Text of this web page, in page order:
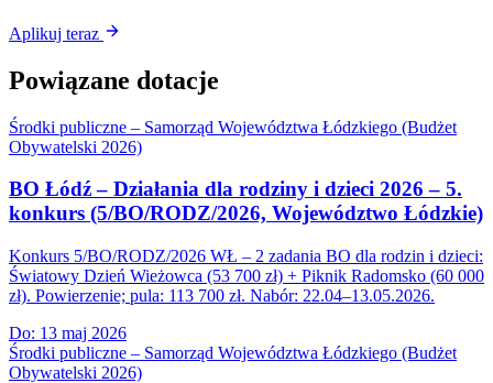
Aplikuj teraz
Powiązane dotacje
Środki publiczne – Samorząd Województwa Łódzkiego (Budżet
Obywatelski 2026)
BO Łódź – Działania dla rodziny i dzieci 2026 – 5.
konkurs (5/BO/RODZ/2026, Województwo Łódzkie)
Konkurs 5/BO/RODZ/2026 WŁ – 2 zadania BO dla rodzin i dzieci:
Światowy Dzień Wieżowca (53 700 zł) + Piknik Radomsko (60 000
zł). Powierzenie; pula: 113 700 zł. Nabór: 22.04–13.05.2026.
Do: 13 maj 2026
Środki publiczne – Samorząd Województwa Łódzkiego (Budżet
Obywatelski 2026)